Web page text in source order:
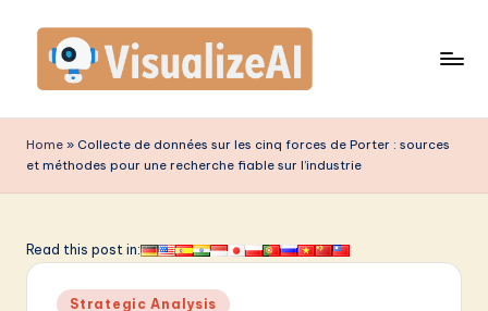
content
is
u
li
Home » Collecte de données sur les cinq forces de Porter : sources
et méthodes pour une recherche fiable sur l’industrie
Read this post in:
Posted
Strategic Analysis